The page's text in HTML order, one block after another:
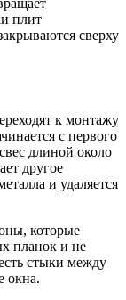
плит
сверху
к монтажу
с первого
длиной около
другое
и удаляется
которые
планок и не
стыки между
окна.